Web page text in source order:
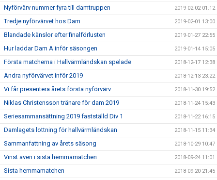
Nyförvärv nummer fyra till damtruppen 2019-02-02 01:12
Tredje nyförvärvet hos Dam 2019-02-01 13:00
Blandade känslor efter finalförlusten 2019-01-27 22:55
Hur laddar Dam A inför säsongen 2019-01-14 15:05
Första matcherna i Hallvärmländskan spelade 2018-12-17 12:38
Andra nyförvärvet inför 2019 2018-12-13 23:22
Vi får presentera årets första nyförvärv 2018-11-30 19:52
Niklas Christensson tränare för dam 2019 2018-11-24 15:43
Seriesammansättning 2019 fastställd Div 1 2018-11-22 16:15
Damlagets lottning för hallvärmländskan 2018-11-15 11:34
Sammanfattning av årets säsong 2018-10-29 10:47
Vinst även i sista hemmamatchen 2018-09-24 11:01
Sista hemmamatchen 2018-09-20 21:45